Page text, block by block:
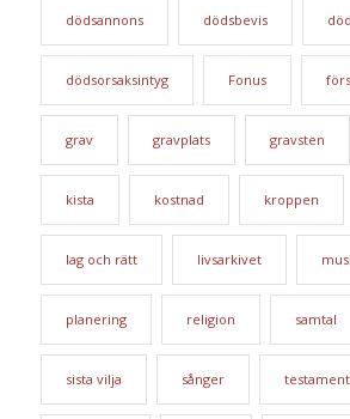
dödsannons dödsbevis
dödsorsaksintyg Fonus
grav gravplats gravsten
kista kostnad kroppen
lag och rätt livsarkivet
planering religion samtal
sista vilja sånger